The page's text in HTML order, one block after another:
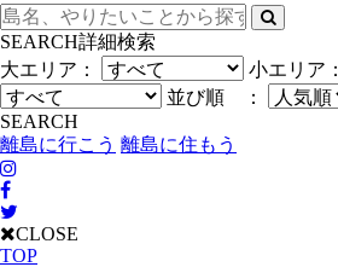
SEARCH詳細検索
大エリア：
小エリア：
並び順 ：
SEARCH
離島に行こう 離島に住もう
CLOSE
TOP